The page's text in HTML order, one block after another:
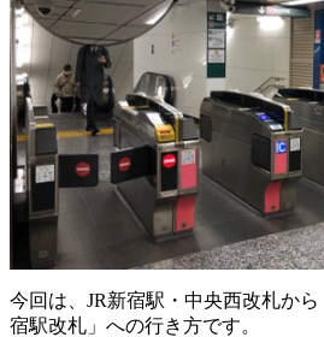
今回は、JR新宿駅・中央西改札か
宿駅改札」への行き方です。